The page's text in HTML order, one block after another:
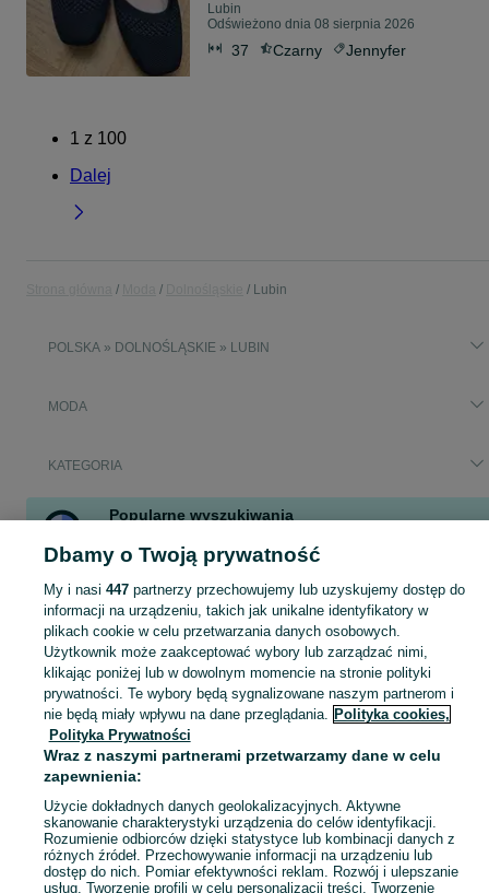
Lubin
Odświeżono dnia 08 sierpnia 2026
37 Czarny Jennyfer
1 z 100
Dalej
Lubin
POLSKA » DOLNOŚLĄSKIE » LUBIN
MODA
KATEGORIA
Popularne wyszukiwania
plecak 40x30x20 plecak do samolotu
Moda Lubin ▶️ Odzież, obuwie, torebki, akcesoria i biżuteria ✅ Nowe i używane w atrakcyjnych cenach ✌ Znajdź najlepsze ogłoszenia na OLX.pl! Zobacz
Mapa kategorii
Mapa miejscowości
Mapa ministron
Popularne wyszukiwania
Dbamy o Twoją prywatność
My i nasi 447partnerzy przechowujemy lub uzyskujemy dostęp do
informacji na urządzeniu, takich jak unikalne identyfikatory w
plikach cookie w celu przetwarzania danych osobowych.
Użytkownik może zaakceptować wybory lub zarządzać nimi,
klikając poniżej lub w dowolnym momencie na stronie polityki
prywatności. Te wybory będą sygnalizowane naszym partnerom i
nie będą miały wpływu na dane przeglądania. Polityka cookies,
Polityka Prywatności
Wraz z naszymi partnerami przetwarzamy dane w celu
zapewnienia:
Użycie dokładnych danych geolokalizacyjnych. Aktywne
skanowanie charakterystyki urządzenia do celów identyfikacji.
Rozumienie odbiorców dzięki statystyce lub kombinacji danych z
różnych źródeł. Przechowywanie informacji na urządzeniu lub
dostęp do nich. Pomiar efektywności reklam. Rozwój i ulepszanie
usług. Tworzenie profili w celu personalizacji treści. Tworzenie